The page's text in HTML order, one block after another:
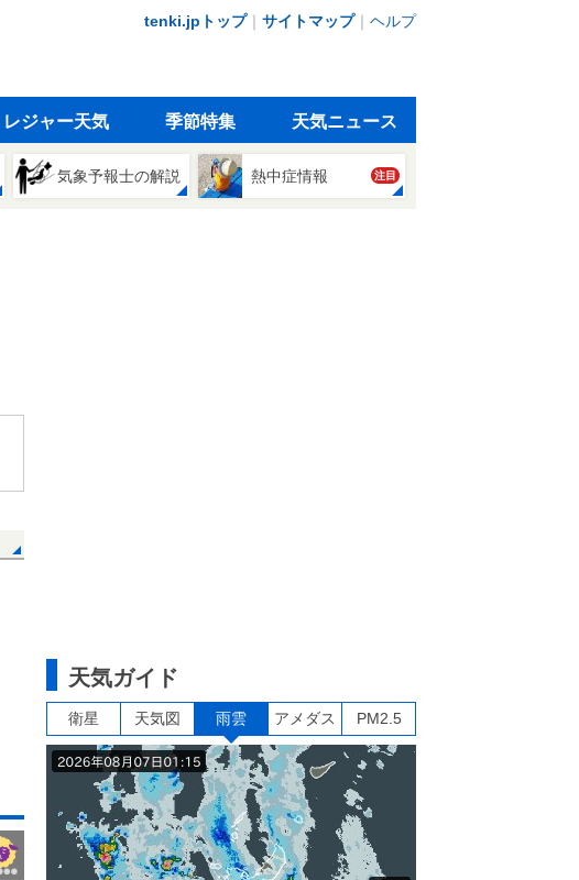
tenki.jpトップ｜ サイトマップ｜ ヘルプ
レジャー天気 季節特集 天気ニュース
気象予報士の解説 熱中症情報 注目
天気ガイド
衛星 天気図 雨雲 アメダス PM2.5